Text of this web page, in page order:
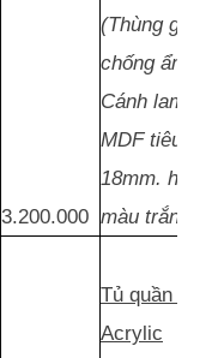
3.200.000
(Thùng gỗ
chống ẩm
Cánh
MDF tiêu
18mm. hậu
màu trắng
Tủ quần áo
Acrylic